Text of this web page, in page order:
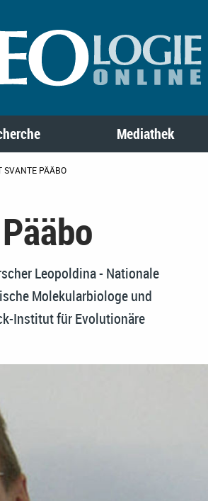
Mediathek
SVANTE PÄÄBO
Leopoldina - Nationale
Molekularbiologe und
Institut für Evolutionäre